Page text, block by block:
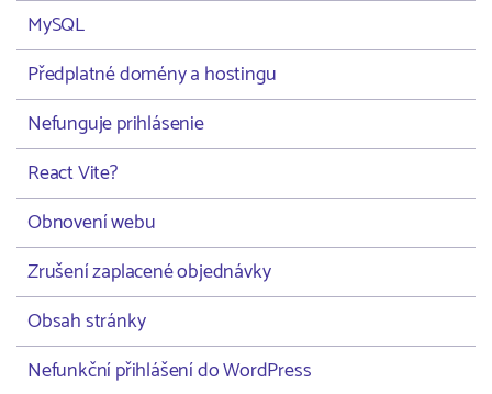
MySQL
Předplatné domény a hostingu
Nefunguje prihlásenie
React Vite?
Obnovení webu
Zrušení zaplacené objednávky
Obsah stránky
Nefunkční přihlášení do WordPress